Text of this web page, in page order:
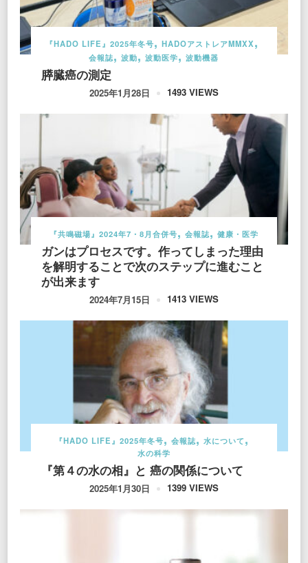
『HADO LIFE』2025年冬号
HADOアストレアMMXX
会報誌
波動 波動医学 波動機器
膵臓癌の測定
2025年1月28日 1493 VIEWS
『共鳴磁場』2024年7・8月合併号 会報誌 健康・医学
ガンはプロセスです。作ってしまった理由
を解明することで次のステップに進むこと
が出来ます
2024年7月15日 1413 VIEWS
『HADO LIFE』2025年冬号 会報誌
水について
水の科学
『第４の水の相』と 癌の関係について
2025年1月30日 1399 VIEWS